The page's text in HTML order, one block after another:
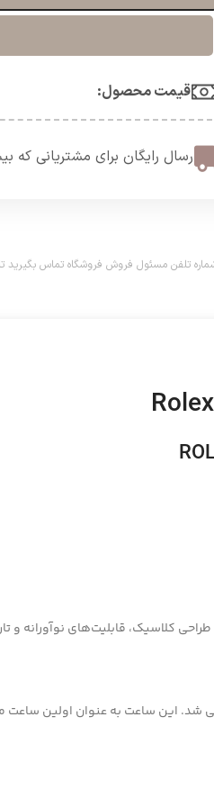
قیمت محصول:​
ارسال رایگان برای مشتریانی
مسئول فروش فروشگاه تماس بگیرید تا آنرا
کلاسیک، قابلیت‌های نوآورانه و
رولکس معرفی شد. این ساعت به